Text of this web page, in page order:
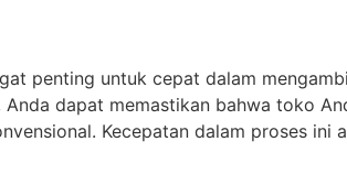
penting untuk cepat dalam
Anda dapat memastikan bahwa toko
Kecepatan dalam proses